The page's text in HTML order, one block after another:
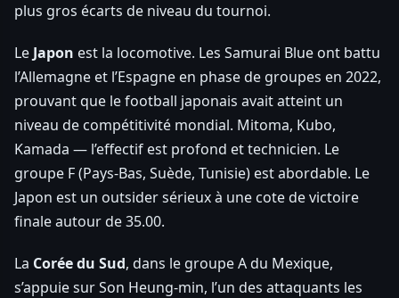
plus gros écarts de niveau du tournoi.
Le Japon est la locomotive. Les Samurai Blue ont battu
l’Allemagne et l’Espagne en phase de groupes en 2022,
prouvant que le football japonais avait atteint un
niveau de compétitivité mondial. Mitoma, Kubo,
Kamada — l’effectif est profond et technicien. Le
groupe F (Pays-Bas, Suède, Tunisie) est abordable. Le
Japon est un outsider sérieux à une cote de victoire
finale autour de 35.00.
La Corée du Sud, dans le groupe A du Mexique,
s’appuie sur Son Heung-min, l’un des attaquants les